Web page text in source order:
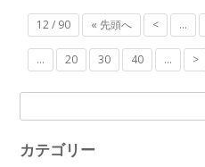
12 / 90 « 先頭へ < ...
... 20 30 40 ... >
索:
カテゴリー